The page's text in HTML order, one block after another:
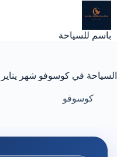
إلى
باسم للسياحة
السياحة في كوسوفو شهر يناير
كوسوفو